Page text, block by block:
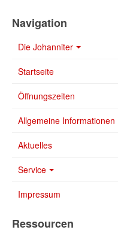
Navigation
Die Johanniter
Startseite
Öffnungszeiten
Allgemeine Informationen
Aktuelles
Service
Impressum
Ressourcen